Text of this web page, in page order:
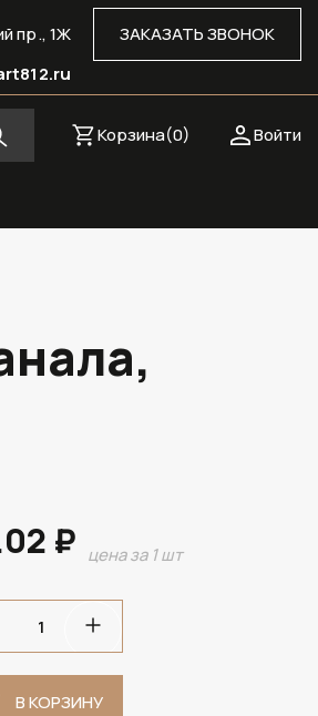
ЗАКАЗАТЬ ЗВОНОК
пр., 1Ж
Войти
Корзина(0)
₽ цена за 1 шт
В КОРЗИНУ